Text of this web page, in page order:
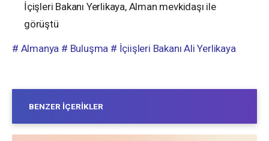
İçişleri Bakanı Yerlikaya, Alman mevkidaşı ile
görüştü
# Almanya # Buluşma # İçiişleri Bakanı Ali Yerlikaya
BENZER İÇERIKLER